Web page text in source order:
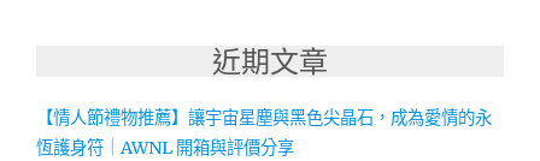
近期文章
【情人節禮物推薦】讓宇宙星塵與黑色尖晶石，成為愛情的永
恆護身符｜AWNL 開箱與評價分享